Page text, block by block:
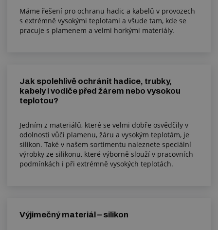
Máme řešení pro ochranu hadic a kabelů v provozech
s extrémně vysokými teplotami a všude tam, kde se
pracuje s plamenem a velmi horkými materiály.
Jak spolehlivě ochránit hadice, trubky,
kabely i vodiče před žárem nebo vysokou
teplotou?
Jedním z materiálů, které se velmi dobře osvědčily v
odolnosti vůči plamenu, žáru a vysokým teplotám, je
silikon. Také v našem sortimentu naleznete speciální
výrobky ze silikonu, které výborně slouží v pracovních
podmínkách i při extrémně vysokých teplotách.
Výjimečný materiál – silikon